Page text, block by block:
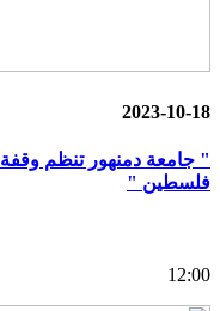
2023-10-18
" جامعة دمنهور تنظم وقفة
فلسطين "
12:00